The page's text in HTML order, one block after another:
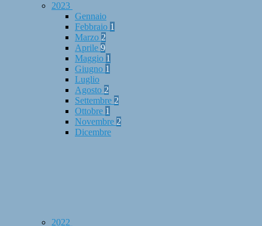
2023
Gennaio
Febbraio 1
Marzo 2
Aprile 9
Maggio 1
Giugno 1
Luglio
Agosto 2
Settembre 2
Ottobre 1
Novembre 2
Dicembre
2022